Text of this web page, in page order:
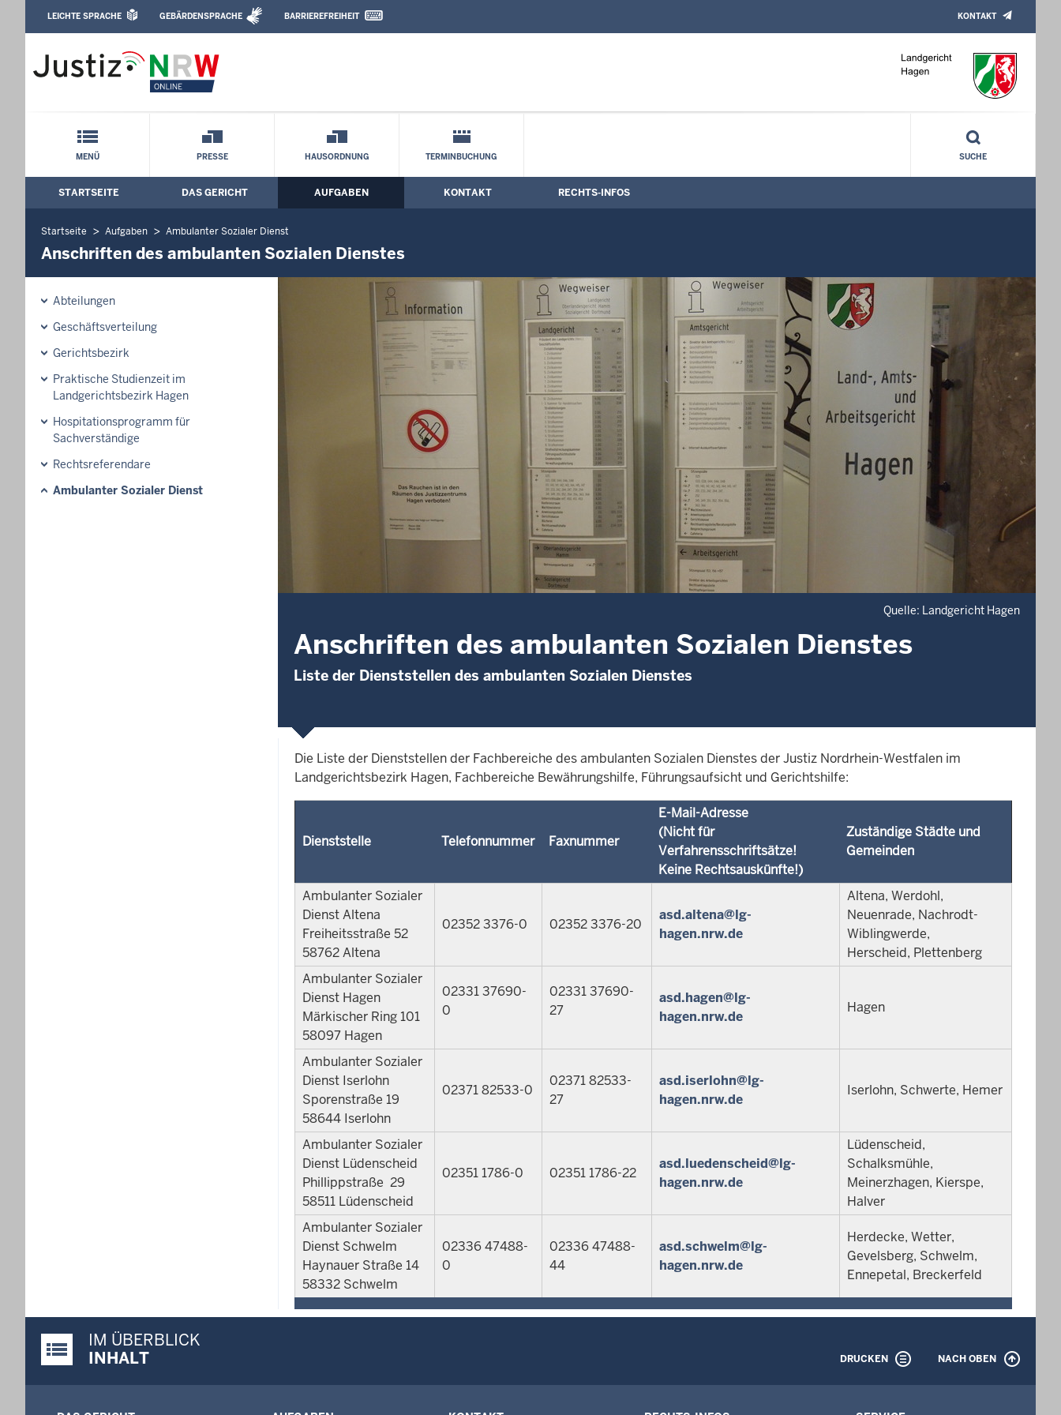
Landgericht Hagen: Anschriften des ambulanten Sozialen Dienstes
Leichte Sprache, Gebärdensprachenvideo und Kontaktformular
LEICHTE SPRACHE GEBÄRDENSPRACHE BARRIEREFREIHEIT KONTAKT
Schnellnavigation mit Volltext-Suche
MENÜ PRESSE HAUSORDNUNG TERMINBUCHUNG SUCHE
Hauptmenü: Hauptnavigation
STARTSEITE DAS GERICHT AUFGABEN KONTAKT RECHTS-INFOS
Startseite Aufgaben Ambulanter Sozialer Dienst
Anschriften des ambulanten Sozialen Dienstes
Abteilungen
Geschäftsverteilung
Gerichtsbezirk
Praktische Studienzeit im
Landgerichtsbezirk Hagen
Hospitationsprogramm für
Sachverständige
Rechtsreferendare
Ambulanter Sozialer Dienst
Quelle: Landgericht Hagen
Anschriften des ambulanten Sozialen Dienstes
Liste der Dienststellen des ambulanten Sozialen Dienstes
Die Liste der Dienststellen der Fachbereiche des ambulanten Sozialen Dienstes der Justiz Nordrhein-Westfalen im
Landgerichtsbezirk Hagen, Fachbereiche Bewährungshilfe, Führungsaufsicht und Gerichtshilfe:
Dienststelle Telefonnummer Faxnummer
E-Mail-Adresse
(Nicht für
Verfahrensschriftsätze!
Keine Rechtsauskünfte!)
Zuständige Städte und
Gemeinden
Ambulanter Sozialer
Dienst Altena
Freiheitsstraße 52
58762 Altena
02352 3376-0 02352 3376-20
asd.altena@lg-
hagen.nrw.de
Altena, Werdohl,
Neuenrade, Nachrodt-
Wiblingwerde,
Herscheid, Plettenberg
Ambulanter Sozialer
Dienst Hagen
Märkischer Ring 101
58097 Hagen
02331 37690-
0
02331 37690-
27
asd.hagen@lg-
hagen.nrw.de
Hagen
Ambulanter Sozialer
Dienst Iserlohn
Sporenstraße 19
58644 Iserlohn
02371 82533-0
02371 82533-
27
asd.iserlohn@lg-
hagen.nrw.de
Iserlohn, Schwerte, Hemer
Ambulanter Sozialer
Dienst Lüdenscheid
Phillippstraße 29
58511 Lüdenscheid
02351 1786-0 02351 1786-22
asd.luedenscheid@lg-
hagen.nrw.de
Lüdenscheid,
Schalksmühle,
Meinerzhagen, Kierspe,
Halver
Ambulanter Sozialer
Dienst Schwelm
Haynauer Straße 14
58332 Schwelm
02336 47488-
0
02336 47488-
44
asd.schwelm@lg-
hagen.nrw.de
Herdecke, Wetter,
Gevelsberg, Schwelm,
Ennepetal, Breckerfeld
Justiz-Portal im Überblick:
IM ÜBERBLICK
INHALT
DRUCKEN NACH OBEN